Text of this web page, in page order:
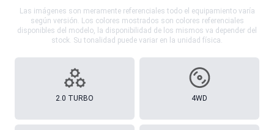
Las imágenes son meramente referenciales todo el equipamiento varía
según versión. Los colores mostrados son colores referenciales
disponibles del modelo, la disponibilidad de los mismos va depender del
stock. Su tonalidad puede variar en la unidad física.
2.0 TURBO 4WD